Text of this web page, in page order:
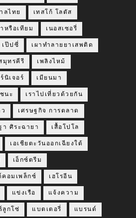
ลไทย เทสโก้ โลตัส
หรือเทียม เนอสเซอรี่
เป๊ปซี่ เผาทำลายยาเสพติด
มุทรคีรี เพลิงไหม้
นิเจอร์ เมียนมา
นะ เราไปเที่ยวด้วยกัน
เศรษฐกิจ การตลาด
า ศิระฉายา เสื้อโปโล
เอเชียตะวันออกเฉียงใต้
เอ็กซ์ตรีม
คอมเพล็กซ์ เฮโรอีน
แข่งเรือ แจ้งความ
ลูกโซ่ แบตเตอรี่ แบรนด์